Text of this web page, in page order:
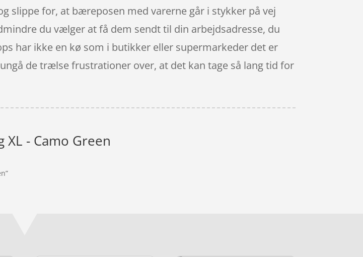
slippe for, at bæreposen med varerne går i stykker på vej
du vælger at få dem sendt til din arbejdsadresse, du
har ikke en kø som i butikker eller supermarkeder det er
de trælse frustrationer over, at det kan tage så lang tid for
XL - Camo Green